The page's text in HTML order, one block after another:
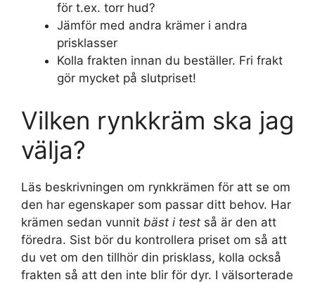
för t.ex. torr hud?
Jämför med andra krämer i andra
prisklasser
Kolla frakten innan du beställer. Fri frakt
gör mycket på slutpriset!
Vilken rynkkräm ska jag
välja?
Läs beskrivningen om rynkkrämen för att se om
den har egenskaper som passar ditt behov. Har
krämen sedan vunnit bäst i test så är den att
föredra. Sist bör du kontrollera priset om så att
du vet om den tillhör din prisklass, kolla också
frakten så att den inte blir för dyr. I välsorterade